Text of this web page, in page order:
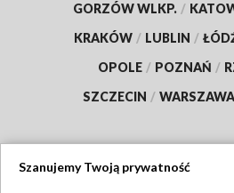
GORZÓW WLKP. /
KRAKÓW / LUBLIN /
OPOLE / POZNAŃ /
SZCZECIN / WARSZAWA
Szanujemy Twoją prywatność